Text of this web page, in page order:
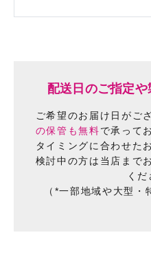
配送日のご指定
ご希望のお届け日がご
の保管も無料で承って
タイミングに合わせた
検討中の方は当店まで
くだ
（*一部地域や大型・